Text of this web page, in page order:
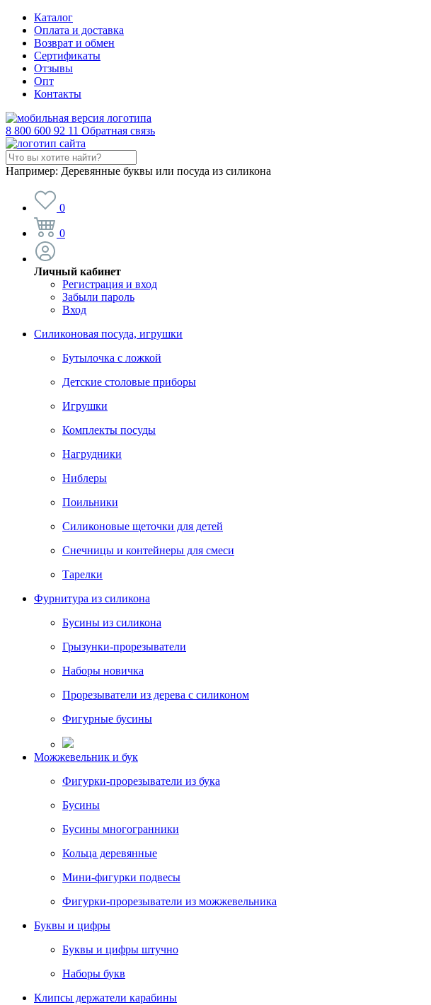
Каталог
Оплата и доставка
Возврат и обмен
Сертификаты
Отзывы
Опт
Контакты
8 800 600 92 11 Обратная связь
Например: Деревянные буквы или посуда из силикона
0
0
Личный кабинет
Регистрация и вход
Забыли пароль
Вход
Силиконовая посуда, игрушки
Бутылочка с ложкой
Детские столовые приборы
Игрушки
Комплекты посуды
Нагрудники
Ниблеры
Поильники
Силиконовые щеточки для детей
Снечницы и контейнеры для смеси
Тарелки
Фурнитура из силикона
Бусины из силикона
Грызунки-прорезыватели
Наборы новичка
Прорезыватели из дерева с силиконом
Фигурные бусины
Можжевельник и бук
Фигурки-прорезыватели из бука
Бусины
Бусины многогранники
Кольца деревянные
Мини-фигурки подвесы
Фигурки-прорезыватели из можжевельника
Буквы и цифры
Буквы и цифры штучно
Наборы букв
Клипсы держатели карабины